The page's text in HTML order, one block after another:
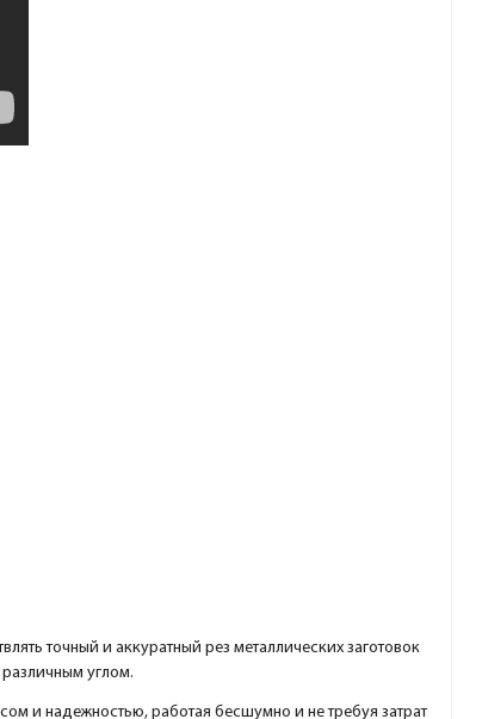
точный и аккуратный рез металлических заготовок
углом.
и надежностью, работая бесшумно и не требуя затрат